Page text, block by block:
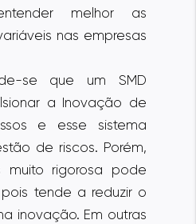
melhor as
nas empresas
se que um SMD
a Inovação de
e esse sistema
de riscos. Porém,
rigorosa pode
tende a reduzir o
inovação. Em outras